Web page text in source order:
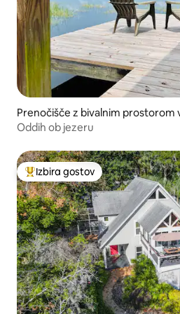
Prenočišče z bivalnim prostorom
Dora
Oddih ob jezeru
Najbolj priljubljena prenočišča z
Izbira gostov